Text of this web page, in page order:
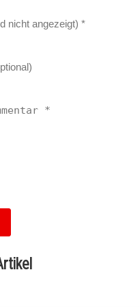
Berlins neues
Herz schlägt am